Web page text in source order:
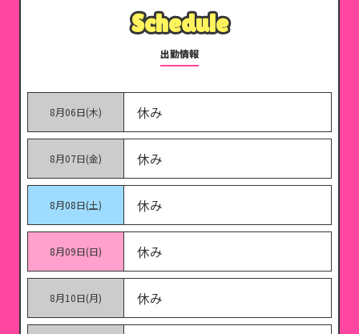
Schedule
Schedule
出勤情報
8月06日(木) 休み
8月07日(金) 休み
8月08日(土) 休み
8月09日(日) 休み
8月10日(月) 休み